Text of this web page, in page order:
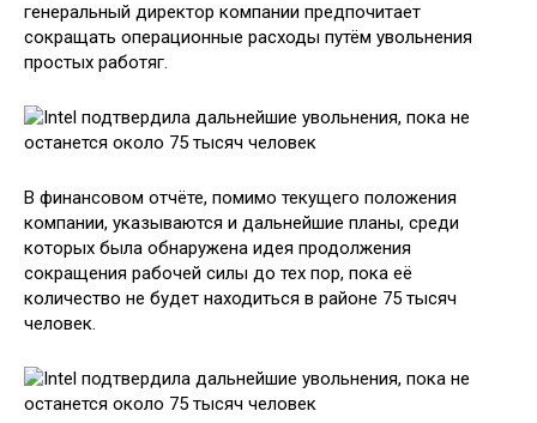
генеральный директор компании предпочитает
сокращать операционные расходы путём увольнения
простых работяг.
В финансовом отчёте, помимо текущего положения
компании, указываются и дальнейшие планы, среди
которых была обнаружена идея продолжения
сокращения рабочей силы до тех пор, пока её
количество не будет находиться в районе 75 тысяч
человек.